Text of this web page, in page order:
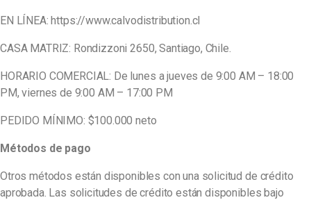
EN LÍNEA: https://www.calvodistribution.cl
CASA MATRIZ: Rondizzoni 2650, Santiago, Chile.
HORARIO COMERCIAL: De lunes a jueves de 9:00 AM – 18:00
PM, viernes de 9:00 AM – 17:00 PM
PEDIDO MÍNIMO: $100.000 neto
Métodos de pago
Otros métodos están disponibles con una solicitud de crédito
aprobada. Las solicitudes de crédito están disponibles bajo